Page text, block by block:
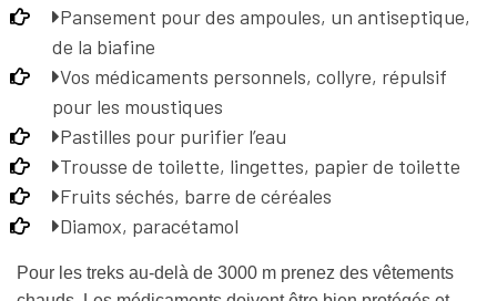
Pansement pour des ampoules, un antiseptique,
de la biafine
Vos médicaments personnels, collyre, répulsif
pour les moustiques
Pastilles pour purifier l’eau
Trousse de toilette, lingettes, papier de toilette
Fruits séchés, barre de céréales
Diamox, paracétamol
Pour les treks au-delà de 3000 m prenez des vêtements